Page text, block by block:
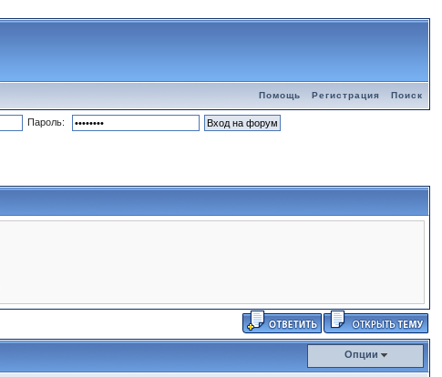
Помощь Регистрация Поиск
Пароль:
Опции